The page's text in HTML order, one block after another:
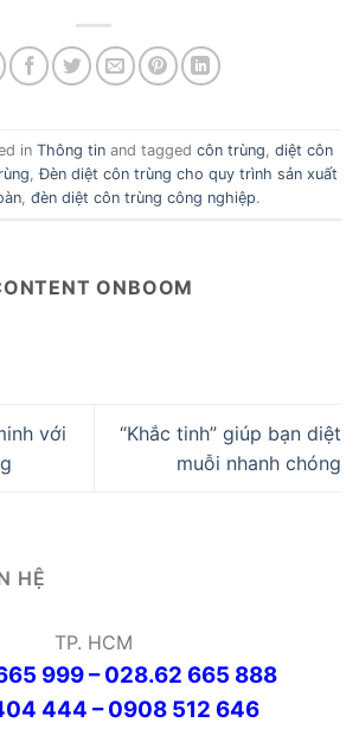
in Thông tin and tagged côn trùng diệt côn
,Đèn diệt côn trùng cho quy trình sản xuất
, đèn diệt côn trùng công nghiệp.
ONBOOM
với
“Khắc tinh” giúp bạn diệt
muỗi nhanh chóng
HỆ
TP. HCM
999 – 028.62 665 888
444 – 0908 512 646